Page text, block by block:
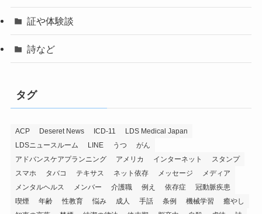
証や体験談
詩など
タグ
ACP Deseret News ICD-11
LDS Medical Japan
LDSニュースルーム
LINE うつ
がん
アドバンスケアプランニング
アメリカ インターネット
スタンプ
スマホ
タバコ テキサス ネット依存 メッセージ
メディア
メンタルヘルス
メンバー 介護職 例え 依存症
冠動脈疾患
喫煙
年齢 性教育 悩み 成人 手話 条例 機械学習
癒やし